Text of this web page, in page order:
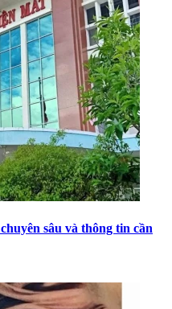
sâu và thông tin cần